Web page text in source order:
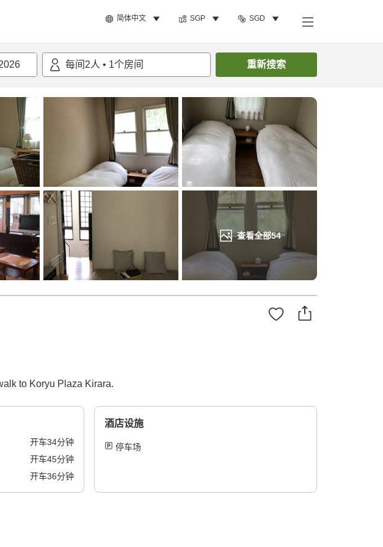
简体中文 SGP SGD
每间 2人 • 1个房间 重新搜索
查看全部54
搜索客房
to Koryu Plaza Kirara.
开车34分钟
开车45分钟
开车36分钟
酒店设施
停车场